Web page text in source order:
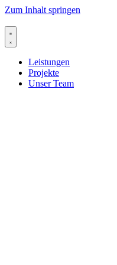
Zum Inhalt springen
Leistungen
Projekte
Unser Team